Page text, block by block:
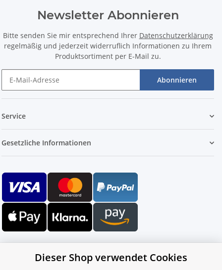
Newsletter Abonnieren
Bitte senden Sie mir entsprechend Ihrer Datenschutzerklärung
regelmäßig und jederzeit widerruflich Informationen zu Ihrem
Produktsortiment per E-Mail zu.
Abonnieren
Service
Gesetzliche Informationen
Dieser Shop verwendet Cookies